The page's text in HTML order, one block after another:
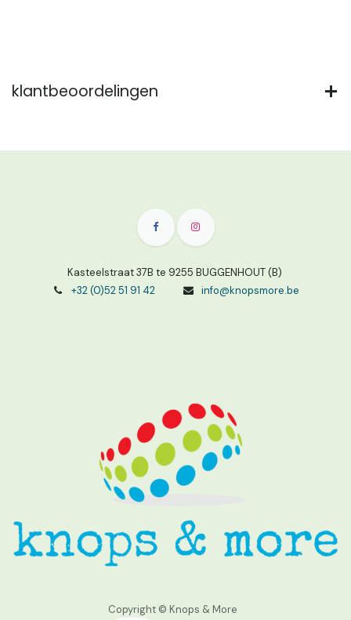
klantbeoordelingen
Kasteelstraat 37B te 9255 BUGGENHOUT (B)
+32 (0)52 51 91 42
info@knopsmore.be
Copyright © Knops & More